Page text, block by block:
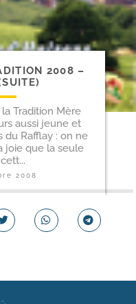
2008 –
Tradition Mère
aussi jeune et
du Rafflay : on ne
joie que la seule
2008